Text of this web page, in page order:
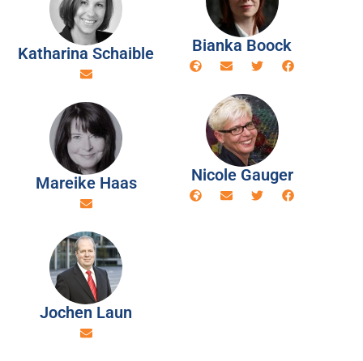
Katharina Schaible Bianka Boock
Mareike Haas Nicole Gauger
Jochen Laun